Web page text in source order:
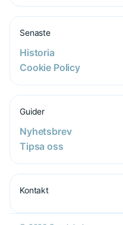
Senaste
Historia
Cookie Policy
Guider
Nyhetsbrev
Tipsa oss
Kontakt